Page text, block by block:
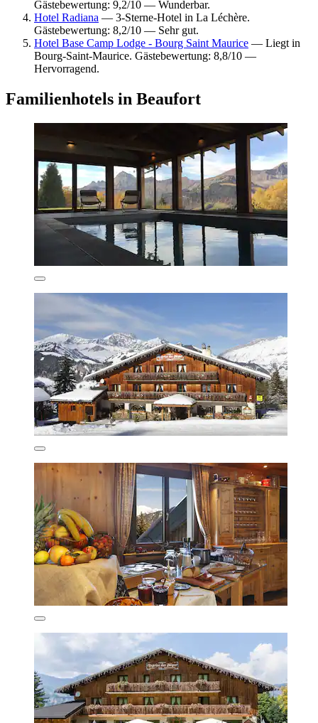
Gästebewertung: 9,2/10 — Wunderbar.
Hotel Radiana — 3-Sterne-Hotel in La Léchère.
Gästebewertung: 8,2/10 — Sehr gut.
Hotel Base Camp Lodge - Bourg Saint Maurice — Liegt in
Bourg-Saint-Maurice. Gästebewertung: 8,8/10 —
Hervorragend.
Familienhotels in Beaufort